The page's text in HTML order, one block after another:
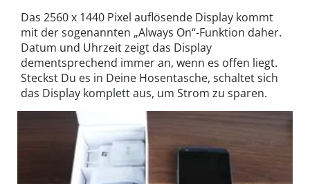
Das 2560 x 1440 Pixel auflösende Display kommt
mit der sogenannten „Always On“-Funktion daher.
Datum und Uhrzeit zeigt das Display
dementsprechend immer an, wenn es offen liegt.
Steckst Du es in Deine Hosentasche, schaltet sich
das Display komplett aus, um Strom zu sparen.